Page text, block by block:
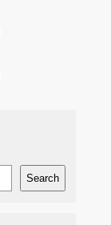
Search